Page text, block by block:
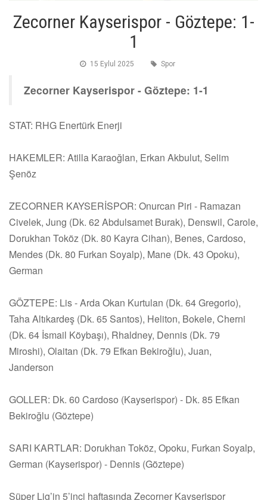
Zecorner Kayserispor - Göztepe: 1-
1
15 Eylul 2025 Spor
Zecorner Kayserispor - Göztepe: 1-1
STAT: RHG Enertürk Enerji
HAKEMLER: Atilla Karaoğlan, Erkan Akbulut, Selim
Şenöz
ZECORNER KAYSERİSPOR: Onurcan Piri - Ramazan
Civelek, Jung (Dk. 62 Abdulsamet Burak), Denswil, Carole,
Dorukhan Toköz (Dk. 80 Kayra Cihan), Benes, Cardoso,
Mendes (Dk. 80 Furkan Soyalp), Mane (Dk. 43 Opoku),
German
GÖZTEPE: Lis - Arda Okan Kurtulan (Dk. 64 Gregorio),
Taha Altıkardeş (Dk. 65 Santos), Heliton, Bokele, Cherni
(Dk. 64 İsmail Köybaşı), Rhaldney, Dennis (Dk. 79
Miroshi), Olaitan (Dk. 79 Efkan Bekiroğlu), Juan,
Janderson
GOLLER: Dk. 60 Cardoso (Kayserispor) - Dk. 85 Efkan
Bekiroğlu (Göztepe)
SARI KARTLAR: Dorukhan Toköz, Opoku, Furkan Soyalp,
German (Kayserispor) - Dennis (Göztepe)
Süper Lig’in 5’inci haftasında Zecorner Kayserispor